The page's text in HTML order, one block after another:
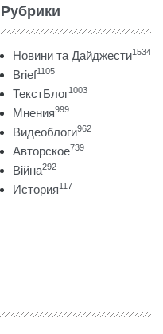
Рубрики
Новини та Дайджести1534
Brief1105
ТекстБлог1003
Мнения999
Видеоблоги962
Авторское739
Війна292
История117